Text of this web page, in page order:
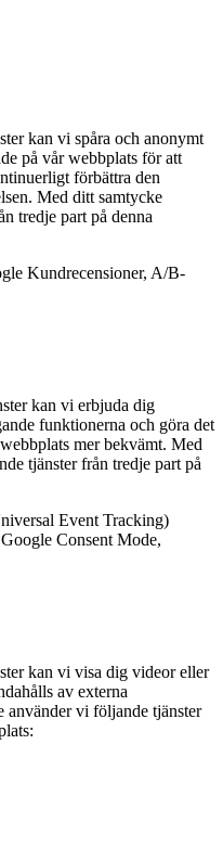
kan vi spåra och anonymt
på vår webbplats för att
förbättra den
Med ditt samtycke
tredje part på denna
Kundrecensioner, A/B-
kan vi erbjuda dig
funktionerna och göra det
mer bekvämt. Med
tjänster från tredje part på
Event Tracking)
Consent Mode,
kan vi visa dig videor eller
av externa
använder vi följande tjänster